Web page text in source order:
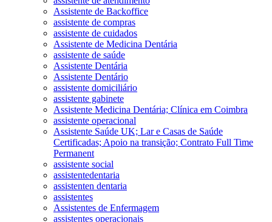
Assistente de Backoffice
assistente de compras
assistente de cuidados
Assistente de Medicina Dentária
assistente de saúde
Assistente Dentária
Assistente Dentário
assistente domiciliário
assistente gabinete
Assistente Medicina Dentária; Clínica em Coimbra
assistente operacional
Assistente Saúde UK; Lar e Casas de Saúde
Certificadas; Apoio na transição; Contrato Full Time
Permanent
assistente social
assistentedentaria
assistenten dentaria
assistentes
Assistentes de Enfermagem
assistentes operacionais